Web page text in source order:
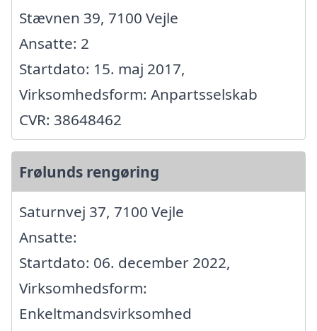
Stævnen 39, 7100 Vejle
Ansatte: 2
Startdato: 15. maj 2017,
Virksomhedsform: Anpartsselskab
CVR: 38648462
Frølunds rengøring
Saturnvej 37, 7100 Vejle
Ansatte:
Startdato: 06. december 2022,
Virksomhedsform:
Enkeltmandsvirksomhed